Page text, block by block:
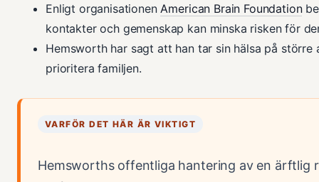
Enligt organisationen American Brain Foundation
kontakter och gemenskap kan minska risken för
Hemsworth har sagt att han tar sin hälsa på
prioritera familjen.
VARFÖR DET HÄR ÄR VIKTIGT
Hemsworths offentliga hantering av en ärftlig